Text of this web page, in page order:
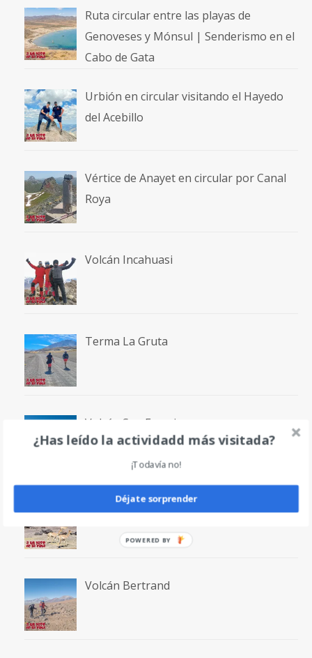
Ruta circular entre las playas de
Genoveses y Mónsul | Senderismo en el
Cabo de Gata
Urbión en circular visitando el Hayedo
del Acebillo
Vértice de Anayet en circular por Canal
Roya
Volcán Incahuasi
Terma La Gruta
Volcán San Francisco
Laguna San Francisco
Volcán Bertrand
¿Has leído la actividadd más visitada?
¡Todavía no!
Déjate sorprender
POWERED BY